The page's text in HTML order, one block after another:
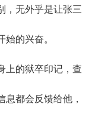
，无外乎是让张三
的兴奋。
的狱卒印记，查
都会反馈给他，